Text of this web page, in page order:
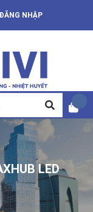
ĐĂNG NHẬP
LED